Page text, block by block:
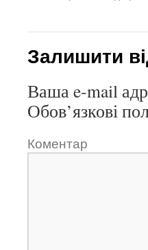
Залишити
Ваша e-mail
Обов’язкові
Коментар